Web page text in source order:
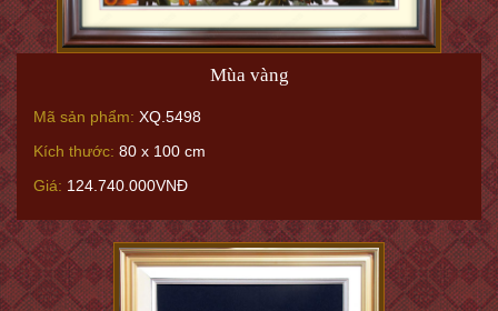
Mùa vàng
Mã sản phẩm: XQ.5498
Kích thước: 80 x 100 cm
Giá: 124.740.000VNĐ